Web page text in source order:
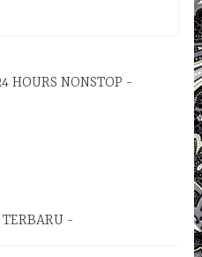
HOURS NONSTOP
TERBARU